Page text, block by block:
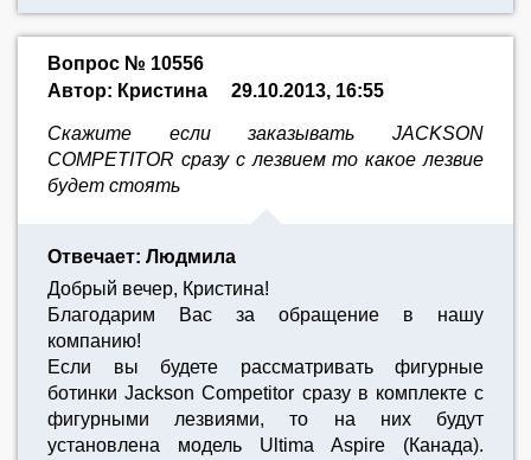
Вопрос № 10556
Автор: Кристина
29.10.2013, 16:55
Скажите если заказывать JACKSON
COMPETITOR сразу с лезвием то какое лезвие
будет стоять
Отвечает: Людмила
Добрый вечер, Кристина!
Благодарим Вас за обращение в нашу
компанию!
Если вы будете рассматривать фигурные
ботинки Jackson Сompetitor сразу в комплекте с
фигурными лезвиями, то на них будут
установлена модель Ultima Aspire (Канада).